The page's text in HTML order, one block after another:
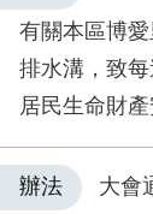
有關本區博
排水溝，致
居民生命財
辦法 大會